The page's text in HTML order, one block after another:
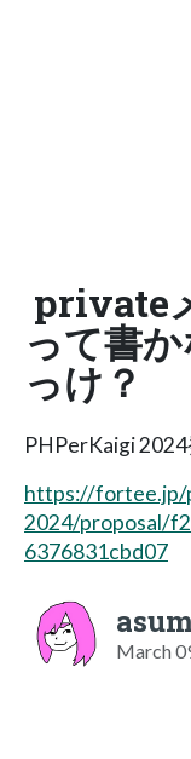
private
って書
っけ？
PHPerKaigi
https://fortee.jp/
2024/proposal/
6376831cbd07
March